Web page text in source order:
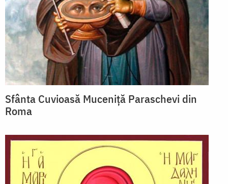
Sfânta Cuvioasă Muceniță Paraschevi din
Roma